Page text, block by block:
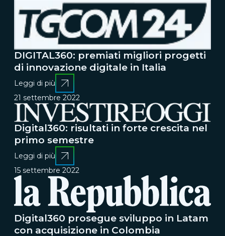
DIGITAL360: premiati migliori progetti
di innovazione digitale in Italia
Leggi di più
21 settembre 2022
Digital360: risultati in forte crescita nel
primo semestre
Leggi di più
15 settembre 2022
Digital360 prosegue sviluppo in Latam
con acquisizione in Colombia